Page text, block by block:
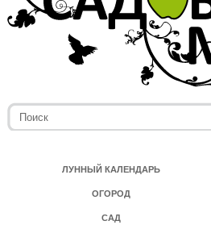
ЛУННЫЙ КАЛЕНДАРЬ
ОГОРОД
САД